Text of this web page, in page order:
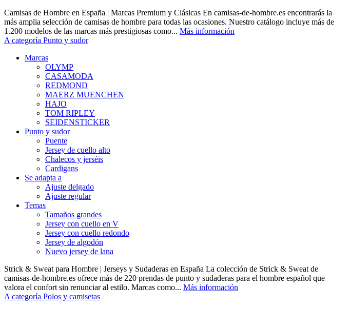
Camisas de Hombre en España | Marcas Premium y Clásicas En camisas-de-hombre.es encontrarás la
más amplia selección de camisas de hombre para todas las ocasiones. Nuestro catálogo incluye más de
1.200 modelos de las marcas más prestigiosas como... Más información
A categoría Punto y sudor
Marcas
OLYMP
CASAMODA
REDMOND
MAERZ MUENCHEN
HAJO
TOM RIPLEY
SEIDENSTICKER
Punto y sudor
Puente
Jersey de cuello alto
Chalecos y jerséis
Cardigans
Se adapta a
Ajuste delgado
Ajuste regular
Temas
Tamaños grandes
Jersey con cuello en V
Jersey con cuello redondo
Jersey de algodón
Nuevo jersey de lana
Strick & Sweat para Hombre | Jerseys y Sudaderas en España La colección de Strick & Sweat de
camisas-de-hombre.es ofrece más de 220 prendas de punto y sudaderas para el hombre español que
valora el confort sin renunciar al estilo. Marcas como... Más información
A categoría Polos y camisetas